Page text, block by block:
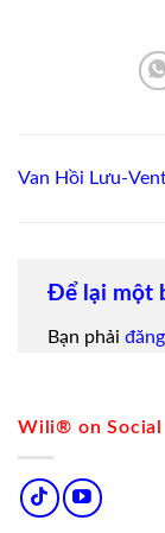
Wili® on Social
Van Hồi Lưu-
Để lại một
Bạn phải